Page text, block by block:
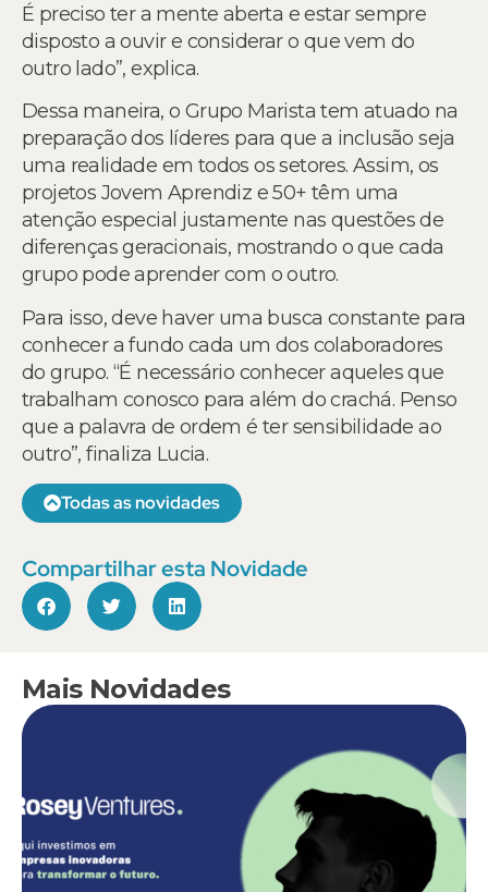
É preciso ter a mente aberta e estar sempre
disposto a ouvir e considerar o que vem do
outro lado”, explica.
Dessa maneira, o Grupo Marista tem atuado na
preparação dos líderes para que a inclusão seja
uma realidade em todos os setores. Assim, os
projetos Jovem Aprendiz e 50+ têm uma
atenção especial justamente nas questões de
diferenças geracionais, mostrando o que cada
grupo pode aprender com o outro.
Para isso, deve haver uma busca constante para
conhecer a fundo cada um dos colaboradores
do grupo. “É necessário conhecer aqueles que
trabalham conosco para além do crachá. Penso
que a palavra de ordem é ter sensibilidade ao
outro”, finaliza Lucia.
Todas as novidades
Compartilhar esta Novidade
Mais Novidades